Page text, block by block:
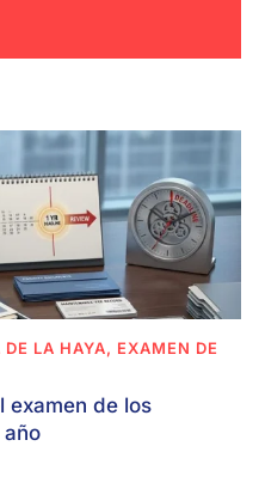
LA HAYA, EXAMEN DE
examen de los